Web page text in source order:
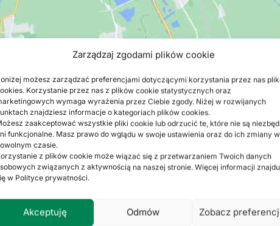
Zarządzaj zgodami plików cookie
możesz zarządzać preferencjami dotyczącymi korzystania przez nas
Korzystanie przez nas z plików cookie statystycznych oraz
wymaga wyrażenia przez Ciebie zgody. Niżej w rozwijanych
znajdziesz informacje o kategoriach plików cookies.
zaakceptować wszystkie pliki cookie lub odrzucić te, które nie są
funkcjonalne. Masz prawo do wglądu w swoje ustawienia oraz do ich zmiany w
czasie.
z plików cookie może wiązać się z przetwarzaniem Twoich danych
związanych z aktywnością na naszej stronie. Więcej informacji
w Polityce prywatności.
Akceptuję Odmów Zobacz
Skontaktuj się z